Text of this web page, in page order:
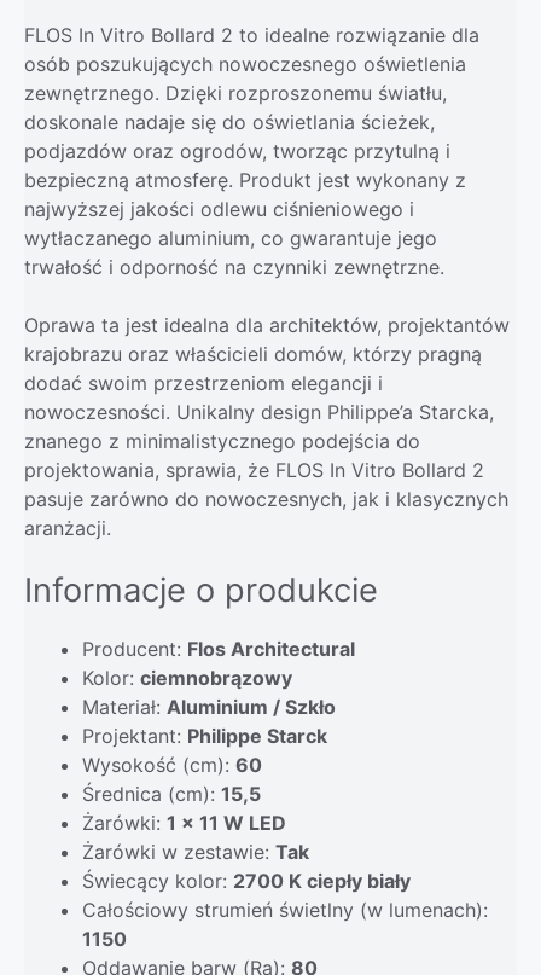
FLOS In Vitro Bollard 2 to idealne rozwiązanie dla
osób poszukujących nowoczesnego oświetlenia
zewnętrznego. Dzięki rozproszonemu światłu,
doskonale nadaje się do oświetlania ścieżek,
podjazdów oraz ogrodów, tworząc przytulną i
bezpieczną atmosferę. Produkt jest wykonany z
najwyższej jakości odlewu ciśnieniowego i
wytłaczanego aluminium, co gwarantuje jego
trwałość i odporność na czynniki zewnętrzne.
Oprawa ta jest idealna dla architektów, projektantów
krajobrazu oraz właścicieli domów, którzy pragną
dodać swoim przestrzeniom elegancji i
nowoczesności. Unikalny design Philippe’a Starcka,
znanego z minimalistycznego podejścia do
projektowania, sprawia, że FLOS In Vitro Bollard 2
pasuje zarówno do nowoczesnych, jak i klasycznych
aranżacji.
Informacje o produkcie
Producent: Flos Architectural
Kolor: ciemnobrązowy
Materiał: Aluminium / Szkło
Projektant: Philippe Starck
Wysokość (cm): 60
Średnica (cm): 15,5
Żarówki: 1 x 11 W LED
Żarówki w zestawie: Tak
Świecący kolor: 2700 K ciepły biały
Całościowy strumień świetlny (w lumenach):
1150
Oddawanie barw (Ra): 80